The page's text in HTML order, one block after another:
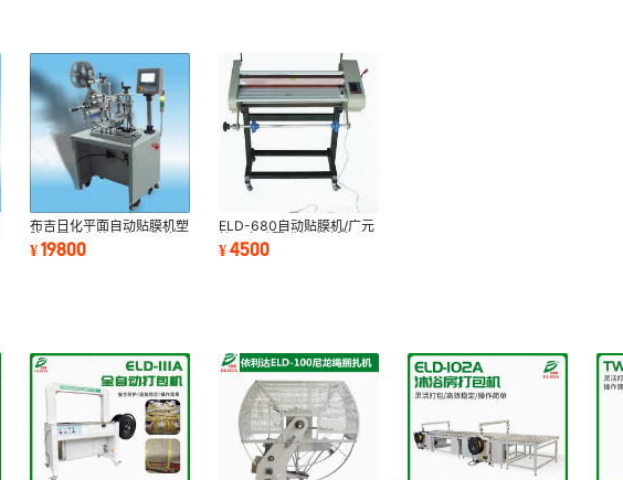
布吉日化平面自动贴膜机塑
胶壳覆膜包装机化州化妆品
扁瓶贴膜机
¥19800
ELD-680自动贴膜机/广元
挂历自动覆膜机/桂城年画
双面裱膜机工厂
¥4500